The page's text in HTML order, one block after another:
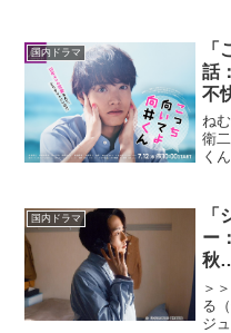
ム
タ
国内ドラマ
話
不
ね
衛
く
く
い
国内ドラマ
ー
秋
か
＞
る
ジ